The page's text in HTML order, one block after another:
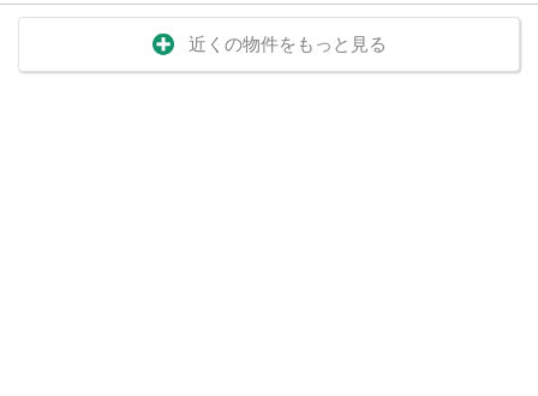
近くの物件をもっと見る